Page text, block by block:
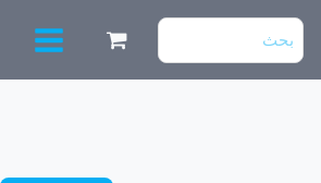
البحث
عن: